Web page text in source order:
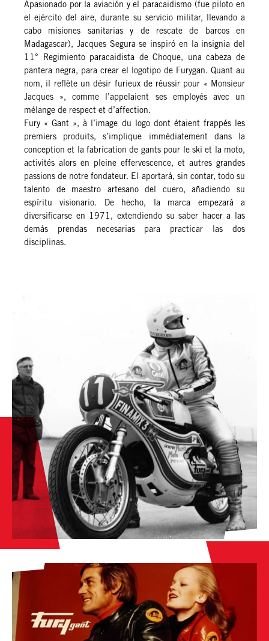
Apasionado por la aviación y el paracaidismo (fue piloto en
el ejército del aire, durante su servicio militar, llevando a
cabo misiones sanitarias y de rescate de barcos en
Madagascar), Jacques Segura se inspiró en la insignia del
11° Regimiento paracaidista de Choque, una cabeza de
pantera negra, para crear el logotipo de Furygan. Quant au
nom, il reflète un désir furieux de réussir pour « Monsieur
Jacques », comme l’appelaient ses employés avec un
mélange de respect et d’affection.
Fury « Gant », à l’image du logo dont étaient frappés les
premiers produits, s’implique immédiatement dans la
conception et la fabrication de gants pour le ski et la moto,
activités alors en pleine effervescence, et autres grandes
passions de notre fondateur. El aportará, sin contar, todo su
talento de maestro artesano del cuero, añadiendo su
espíritu visionario. De hecho, la marca empezará a
diversificarse en 1971, extendiendo su saber hacer a las
demás prendas necesarias para practicar las dos
disciplinas.